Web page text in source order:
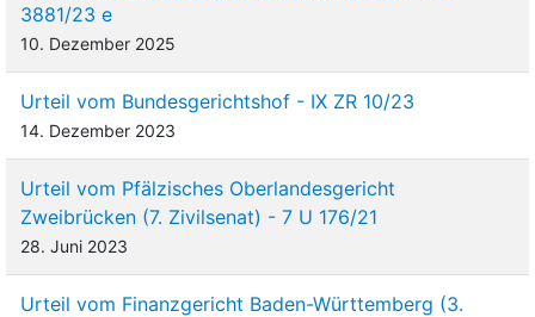
3881/23 e
10. Dezember 2025
Urteil vom Bundesgerichtshof - IX ZR 10/23
14. Dezember 2023
Urteil vom Pfälzisches Oberlandesgericht
Zweibrücken (7. Zivilsenat) - 7 U 176/21
28. Juni 2023
Urteil vom Finanzgericht Baden-Württemberg (3.